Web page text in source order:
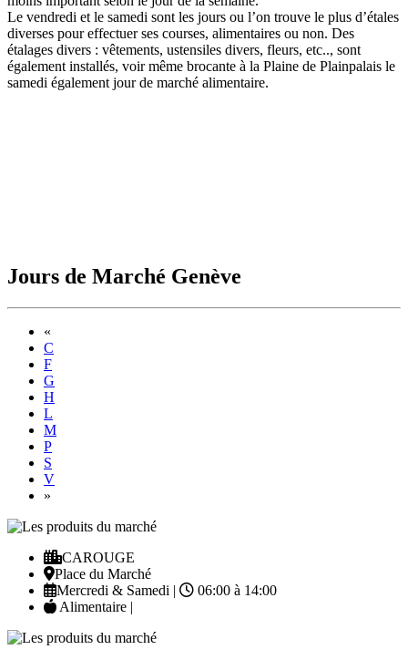
Le vendredi et le samedi sont les jours ou l’on trouve le plus d’étales
diverses pour effectuer ses courses, alimentaires ou non. Des
étalages divers : vêtements, ustensiles divers, fleurs, etc.., sont
également installés, voir même brocante à la Plaine de Plainpalais le
samedi également jour de marché alimentaire.
Jours de Marché Genève
«
C
F
G
H
L
M
P
S
V
»
CAROUGE
Place du Marché
Mercredi & Samedi |
06:00 à 14:00
Alimentaire |